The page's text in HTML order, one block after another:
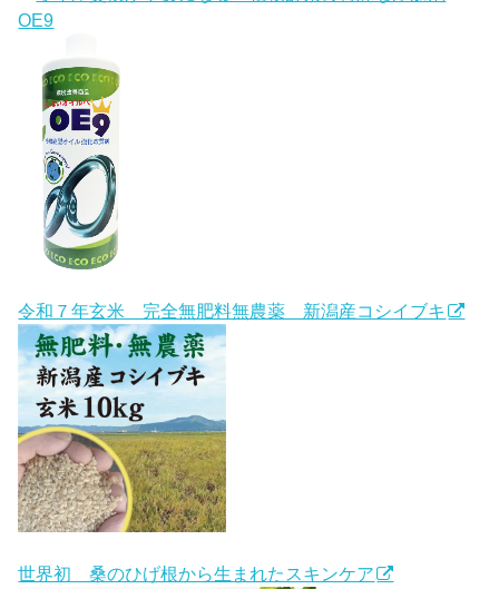
OE9
令和７年玄米 完全無肥料無農薬 新潟産コシイブキ
世界初 桑のひげ根から生まれたスキンケア